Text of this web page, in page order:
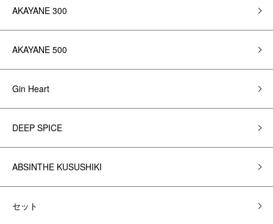
AKAYANE 300
AKAYANE 500
Gin Heart
DEEP SPICE
ABSINTHE KUSUSHIKI
セット